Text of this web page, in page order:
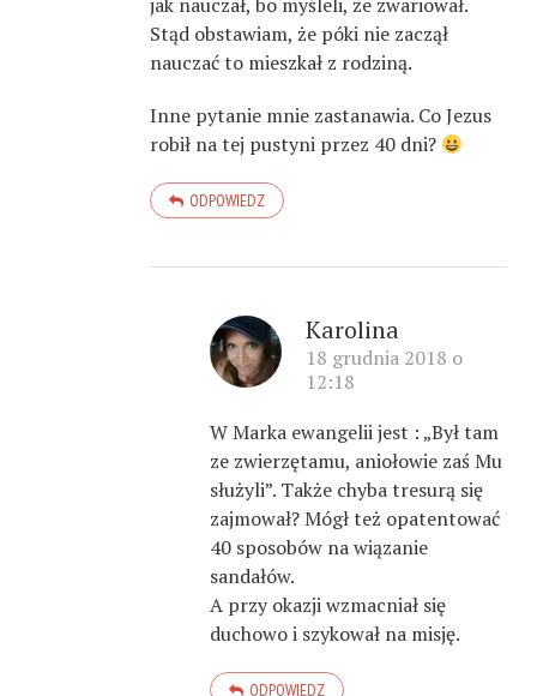
jak nauczał, bo myśleli, że zwariował.
Stąd obstawiam, że póki nie zaczął
nauczać to mieszkał z rodziną.
Inne pytanie mnie zastanawia. Co Jezus
robił na tej pustyni przez 40 dni?
ODPOWIEDZ
Karolina
18 grudnia 2018 o
12:18
W Marka ewangelii jest : „Był tam
ze zwierzętamu, aniołowie zaś Mu
służyli”. Także chyba tresurą się
zajmował? Mógł też opatentować
40 sposobów na wiązanie
sandałów.
A przy okazji wzmacniał się
duchowo i szykował na misję.
ODPOWIEDZ